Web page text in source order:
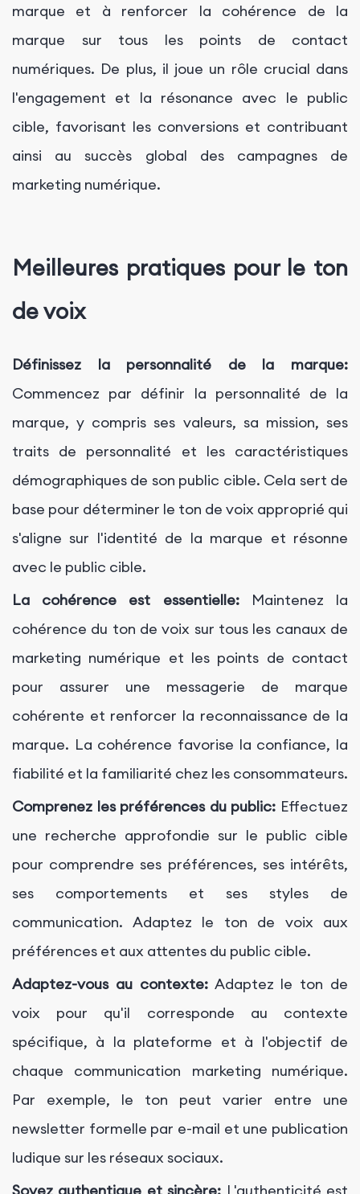
marque et à renforcer la cohérence de la
marque sur tous les points de contact
numériques. De plus, il joue un rôle crucial dans
l'engagement et la résonance avec le public
cible, favorisant les conversions et contribuant
ainsi au succès global des campagnes de
marketing numérique.
Meilleures pratiques pour le ton
de voix
Définissez la personnalité de la marque:
Commencez par définir la personnalité de la
marque, y compris ses valeurs, sa mission, ses
traits de personnalité et les caractéristiques
démographiques de son public cible. Cela sert de
base pour déterminer le ton de voix approprié qui
s'aligne sur l'identité de la marque et résonne
avec le public cible.
La cohérence est essentielle:Maintenez la
cohérence du ton de voix sur tous les canaux de
marketing numérique et les points de contact
pour assurer une messagerie de marque
cohérente et renforcer la reconnaissance de la
marque. La cohérence favorise la confiance, la
fiabilité et la familiarité chez les consommateurs.
Comprenez les préférences du public: Effectuez
une recherche approfondie sur le public cible
pour comprendre ses préférences, ses intérêts,
ses comportements et ses styles de
communication. Adaptez le ton de voix aux
préférences et aux attentes du public cible.
Adaptez-vous au contexte:Adaptez le ton de
voix pour qu'il corresponde au contexte
spécifique, à la plateforme et à l'objectif de
chaque communication marketing numérique.
Par exemple, le ton peut varier entre une
newsletter formelle par e-mail et une publication
ludique sur les réseaux sociaux.